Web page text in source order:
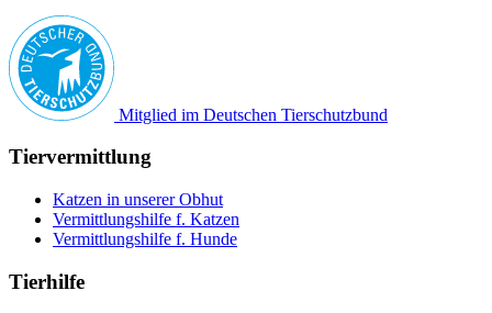
Mitglied im Deutschen Tierschutzbund
Tiervermittlung
Katzen in unserer Obhut
Vermittlungshilfe f. Katzen
Vermittlungshilfe f. Hunde
Tierhilfe